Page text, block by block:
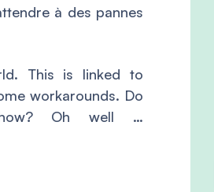
à des pannes
This is linked to
workarounds. Do
Oh well …